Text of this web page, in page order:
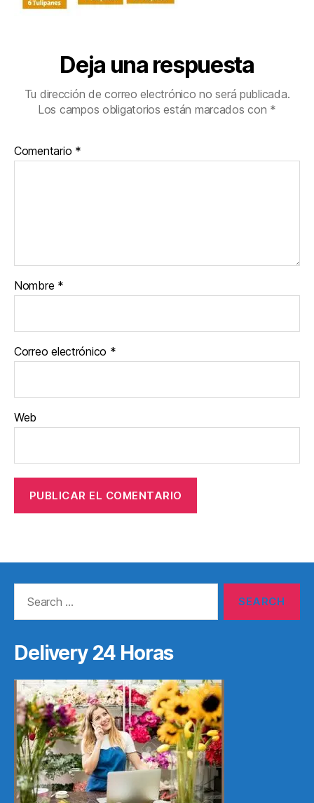
Deja una respuesta
Tu dirección de correo electrónico no será publicada.
Los campos obligatorios están marcados con *
Comentario *
Nombre *
Correo electrónico *
Web
Delivery 24 Horas